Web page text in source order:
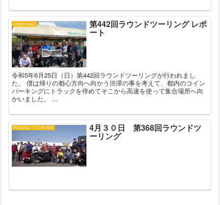
information 第442回ラウンドツーリング レポ
ート
令和5年6月25日（日）第442回ラウンドツーリングが行われまし
た。 僕は帰りの都心方向へ向かう渋滞の事を考えて、都内のコイン
パーキングにトラックを停めてそこから高速を使って集合場所へ向
かいました。 ...
ROUND TOURING 4月３０日 第368回ラウンドツ
ーリング